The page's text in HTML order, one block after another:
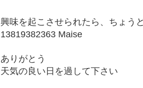
興味を起こさせられたら、ちょう
13819382363 Maise
ありがとう
天気の良い日を過して下さい